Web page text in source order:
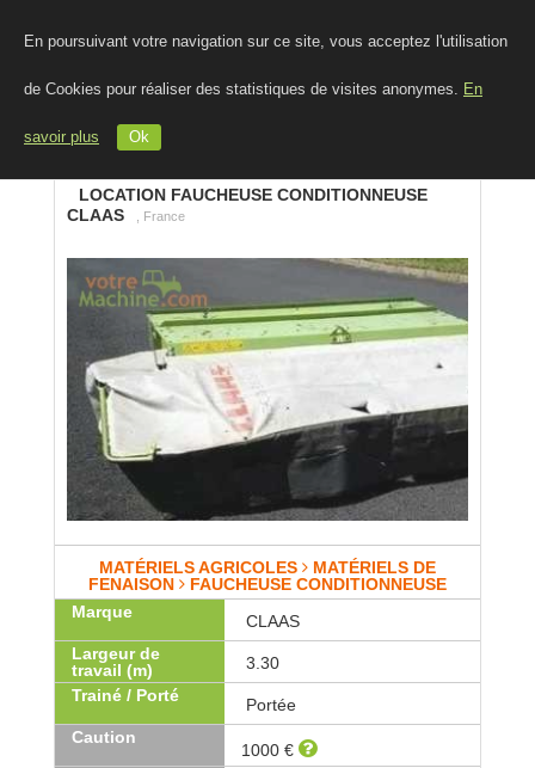
En poursuivant votre navigation sur ce site, vous acceptez l'utilisation
de Cookies pour réaliser des statistiques de visites anonymes. En
savoir plus Ok
LOCATION FAUCHEUSE CONDITIONNEUSE
CLAAS
, France
MATÉRIELS AGRICOLES
MATÉRIELS DE
FENAISON
FAUCHEUSE CONDITIONNEUSE
Marque
CLAAS
Largeur de
travail (m)
3.30
Trainé / Porté
Portée
Caution
1000 €